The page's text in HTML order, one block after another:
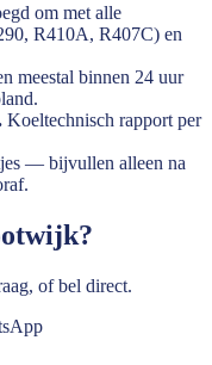
om met alle
R410A, R407C) en
meestal binnen 24 uur
Koeltechnisch rapport per
— bijvullen alleen na
?
of bel direct.